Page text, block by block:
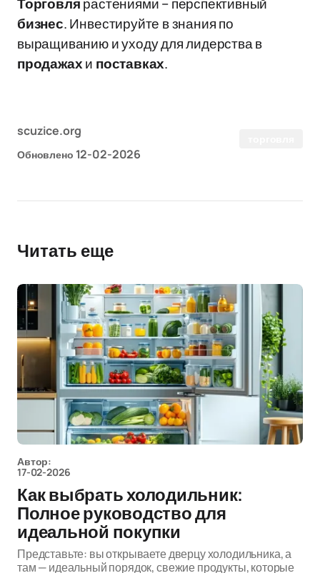
бизнес. Инвестируйте в знания по
выращиванию и уходу для лидерства в
продажахи поставках.
scuzice.org
Обновлено 12-02-2026
Читать еще
Автор:
17-02-2026
Как выбрать холодильник:
Полное руководство для
идеальной покупки
Представьте: вы открываете дверцу холодильника, а
там — идеальный порядок, свежие продукты, которые